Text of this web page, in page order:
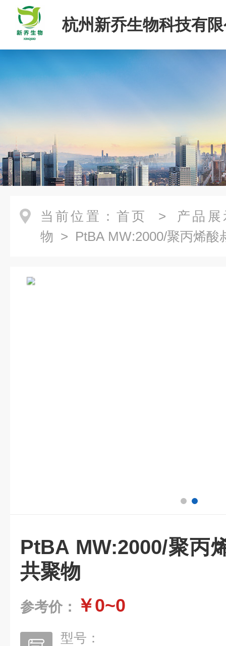
杭州新乔生物科技有
当前位置： 首页 > 产品展
物 > PtBA MW:2000/聚丙烯酸
PtBA MW:2000/聚丙
共聚物
参考价： ￥0~0
型号：